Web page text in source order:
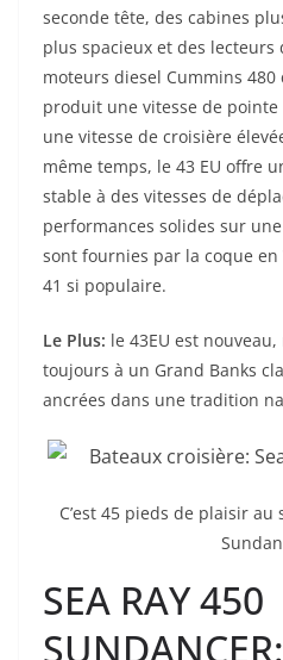
seconde tête, des cabines
plus spacieux et des lecteurs
moteurs diesel Cummins 480
produit une vitesse de
une vitesse de croisière
même temps, le 43 EU offre
stable à des vitesses de
performances solides sur
sont fournies par la coque
41 si populaire.
Le Plus: le 43EU est
toujours à un Grand Banks
ancrées dans une tradition
C’est 45 pieds de plaisir au
SEA RAY 450